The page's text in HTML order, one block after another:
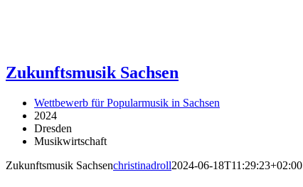
Zukunftsmusik Sachsen
Wettbewerb für Popularmusik in Sachsen
2024
Dresden
Musikwirtschaft
Zukunftsmusik Sachsenchristinadroll2024-06-18T11:29:23+02:00